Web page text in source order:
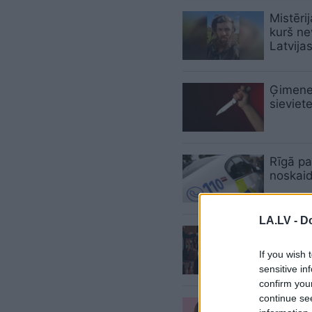
LA.LV -
If you wish
sensitive
confirm
continue
kurš
Latvijas
Rīgā
TOP5